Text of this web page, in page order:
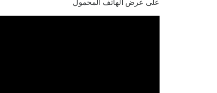
على عرض الهاتف المحمول